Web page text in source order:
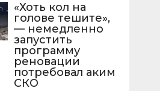
«Хоть кол на
голове тешите»,
— немедленно
запустить
программу
реновации
потребовал аким
СКО